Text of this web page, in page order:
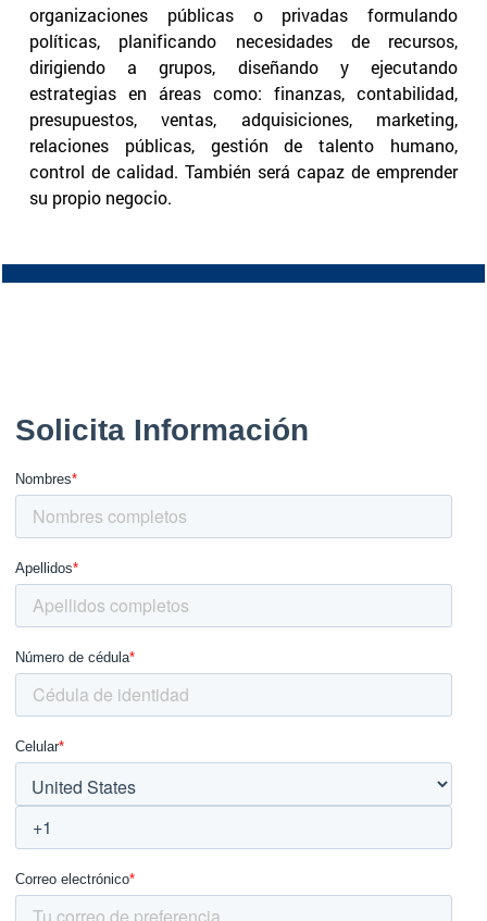
organizaciones públicas o privadas formulando
políticas, planificando necesidades de recursos,
dirigiendo a grupos, diseñando y ejecutando
estrategias en áreas como: finanzas, contabilidad,
presupuestos, ventas, adquisiciones, marketing,
relaciones públicas, gestión de talento humano,
control de calidad. También será capaz de emprender
su propio negocio.